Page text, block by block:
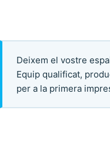
Deixem el vostre
Equip qualificat,
per a la primera